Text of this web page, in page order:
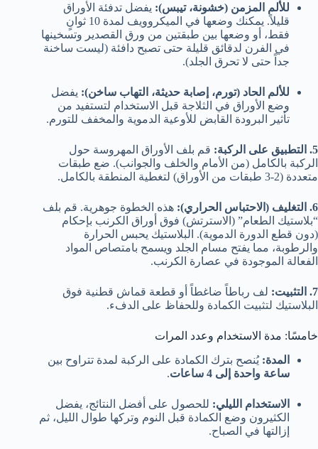
للألم المزمن (خشونة، تيبس): يفضل تدفئة الأوراق
قليلاً. يمكنك وضعها في الميكروويف لمدة 10 ثوانٍ
فقط، أو وضعها بين طبقتين من ورق القصدير وتسخينها
في الفرن لدقائق قليلة حتى تصبح دافئة (ليست ساخنة
جداً حتى لا تحرق الجلد).
للألم الحاد (تورم، إصابة حديثة، التهاب ساخن): يفضل
وضع الأوراق في الثلاجة قبل الاستخدام لتستفيد من
تأثير البرودة القابض للأوعية الدموية والمخفف للتورم.
5. التطبيق على الركبة:
قم بلف الأوراق المهروسة حول
الركبة بالكامل (من الأمام والخلف والجوانب). ضع طبقات
متعددة (2-3 طبقات من الأوراق) لتغطية المنطقة بالكامل.
6. التغليف (الاحتباس الحراري):
هذه الخطوة جوهرية. قم بلف
“بلاستيك الطعام” (الاسترتش) فوق أوراق الكرنب بإحكام
(دون قطع الدورة الدموية). البلاستيك يحبس الحرارة
والرطوبة، مما يفتح مسام الجلد ويسمح بامتصاص المواد
الفعالة الموجودة في عصارة الكرنب.
7. التثبيت:
لف رباطاً ضاغطاً أو قطعة قماش قطنية فوق
البلاستيك لتثبيت الكمادة وللحفاظ على الدفء.
خامسًا: مدة الاستخدام وعدد المرات
المدة: يُنصح بترك الكمادة على الركبة لمدة تتراوح بين
ساعة واحدة إلى 4 ساعات
.
الاستخدام الليلي: للحصول على أفضل النتائج، يفضل
الكثيرون وضع الكمادة قبل النوم وتركها طوال الليل، ثم
إزالتها في الصباح.